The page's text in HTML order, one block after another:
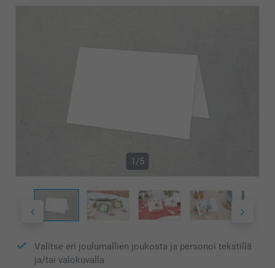
1/5
Valitse eri joulumallien joukosta ja personoi tekstillä
ja/tai valokuvalla